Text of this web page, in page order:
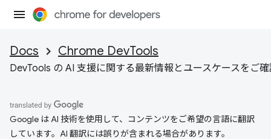
Docs Chrome DevTools
DevTools の AI 支援に関する最新情報とユースケースをご
Google は AI 技術を使用して、コンテンツをご希望の言語に翻訳
しています。AI 翻訳には誤りが含まれる場合があります。